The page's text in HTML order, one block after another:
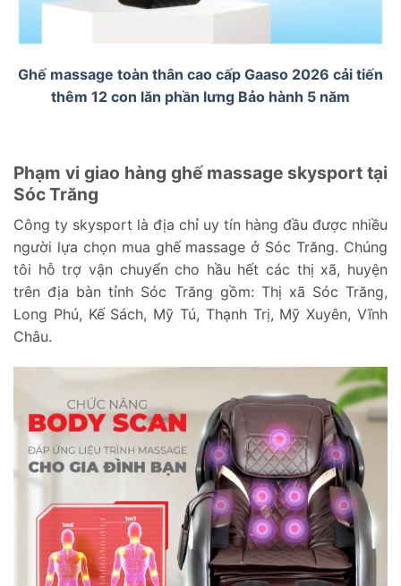
Ghế massage toàn thân cao cấp Gaaso 2026 cải tiến
thêm 12 con lăn phần lưng Bảo hành 5 năm
Phạm vi giao hàng ghế massage skysport tại
Sóc Trăng
Công ty skysport là địa chỉ uy tín hàng đầu được nhiều
người lựa chọn mua ghế massage ở Sóc Trăng. Chúng
tôi hỗ trợ vận chuyển cho hầu hết các thị xã, huyện
trên địa bàn tỉnh Sóc Trăng gồm: Thị xã Sóc Trăng,
Long Phú, Kế Sách, Mỹ Tú, Thạnh Trị, Mỹ Xuyên, Vĩnh
Châu.